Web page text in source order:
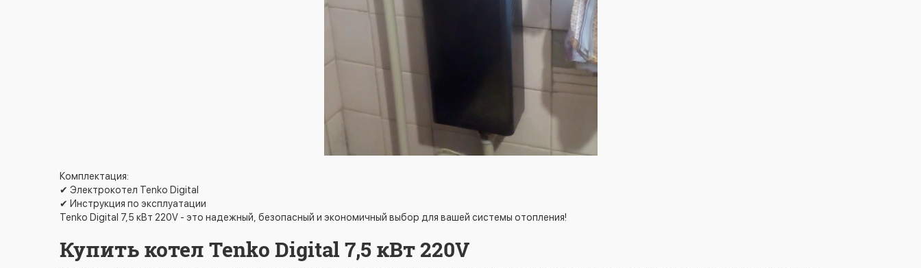
Комплектация:
✔ Электрокотел Tenko Digital
✔ Инструкция по эксплуатации
Tenko Digital 7,5 кВт 220V - это надежный, безопасный и экономичный выбор для вашей системы отопления!
Купить котел Tenko Digital 7,5 кВт 220V